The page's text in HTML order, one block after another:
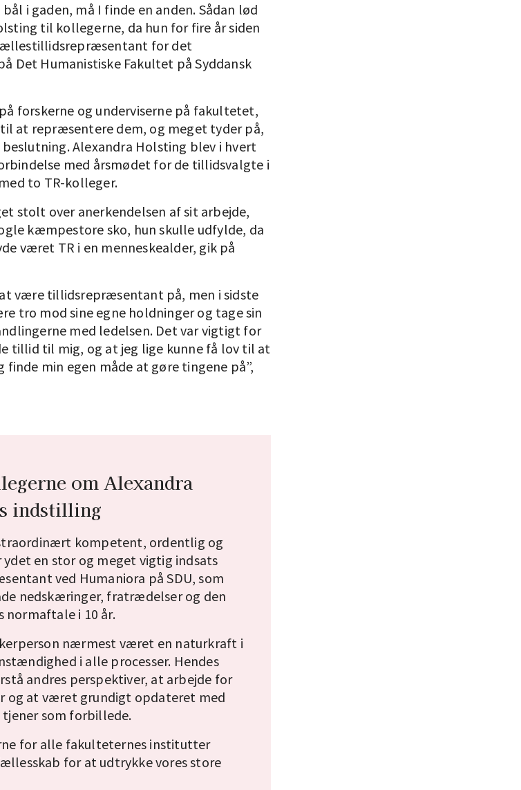
i gaden, må I finde en anden. Sådan lød
til kollegerne, da hun for fire år siden
for det
Det Humanistiske Fakultet på Syddansk
forskerne og underviserne på fakultetet,
at repræsentere dem, og meget tyder på,
Alexandra Holsting blev i hvert
med årsmødet for de tillidsvalgte i
to TR-kolleger.
stolt over anerkendelsen af sit arbejde,
kæmpestore sko, hun skulle udfylde, da
været TR i en menneskealder, gik på
være tillidsrepræsentant på, men i sidste
tro mod sine egne holdninger og tage sin
med ledelsen. Det var vigtigt for
tillid til mig, og at jeg lige kunne få lov til at
finde min egen måde at gøre tingene på”,
om Alexandra
indstilling
kompetent, ordentlig og
en stor og meget vigtig indsats
ved Humaniora på SDU, som
nedskæringer, fratrædelser og den
normaftale i 10 år.
nærmest været en naturkraft i
i alle processer. Hendes
andres perspektiver, at arbejde for
og at været grundigt opdateret med
tjener som forbillede.
for alle fakulteternes institutter
for at udtrykke vores store